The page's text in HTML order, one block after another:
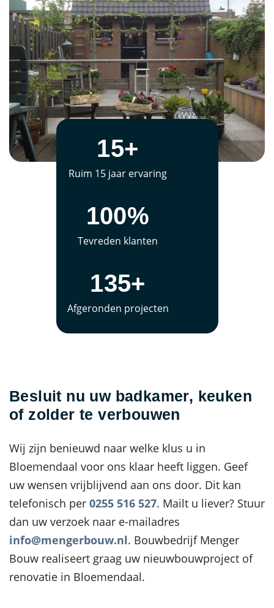
15+
Ruim 15 jaar ervaring
100%
Tevreden klanten
135+
Afgeronden projecten
Besluit nu uw badkamer, keuken
of zolder te verbouwen
Wij zijn benieuwd naar welke klus u in
Bloemendaal voor ons klaar heeft liggen. Geef
uw wensen vrijblijvend aan ons door. Dit kan
telefonisch per 0255 516 527. Mailt u liever? Stuur
dan uw verzoek naar e-mailadres
info@mengerbouw.nl. Bouwbedrijf Menger
Bouw realiseert graag uw nieuwbouwproject of
renovatie in Bloemendaal.